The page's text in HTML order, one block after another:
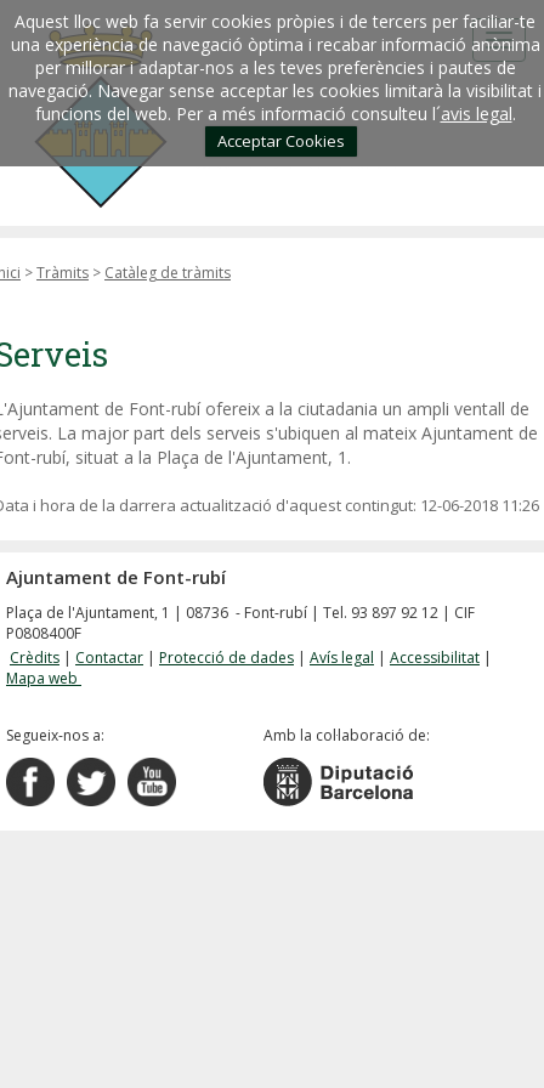
Aquest lloc web fa servir cookies pròpies i de tercers per faciliar-te
una experiència de navegació òptima i recabar informació anònima
per millorar i adaptar-nos a les teves preferències i pautes de
navegació. Navegar sense acceptar les cookies limitarà la visibilitat i
funcions del web. Per a més informació consulteu l´avis legal.
Acceptar Cookies
>Tràmits > Catàleg de tràmits
de Font-rubí ofereix a la ciutadania un ampli ventall de
La major part dels serveis s'ubiquen al mateix Ajuntament de
rubí, situat a la Plaça de l'Ajuntament, 1.
i hora de la darrera actualització d'aquest contingut: 12-06-2018 11:26
Ajuntament de Font-rubí
Plaça de l'Ajuntament, 1 | 08736 - Font-rubí | Tel. 93 897 92 12 | CIF
P0808400F
Crèdits | Contactar | Protecció de dades | Avís legal | Accessibilitat |
Mapa web
Segueix-nos a: Amb la col·laboració de: